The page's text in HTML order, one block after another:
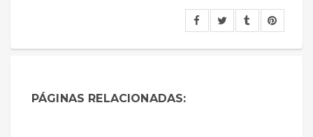
PÁGINAS RELACIONADAS: